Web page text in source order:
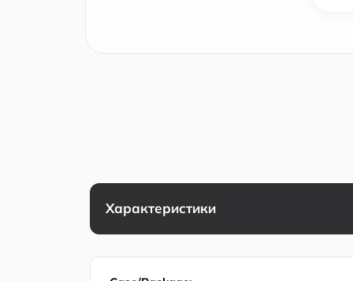
Характеристики